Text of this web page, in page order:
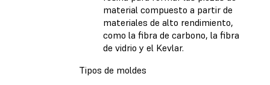
material compuesto a partir de
materiales de alto rendimiento,
como la fibra de carbono, la fibra
de vidrio y el Kevlar.
Tipos de moldes